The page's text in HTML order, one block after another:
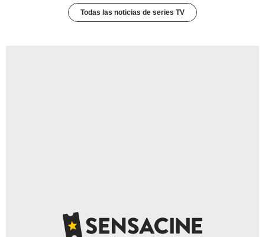
Todas las noticias de series TV